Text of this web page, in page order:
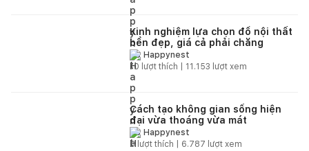
Kinh nghiệm lựa chọn đồ nội thất
bền đẹp, giá cả phải chăng
Happynest
10 lượt thích | 11.153 lượt xem
Cách tạo không gian sống hiện
đại vừa thoáng vừa mát
Happynest
8 lượt thích | 6.787 lượt xem